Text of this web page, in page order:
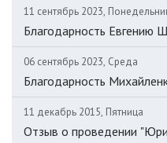
11 сентябрь 2023,
Благодарность Евгению
06 сентябрь 2023, Среда
Благодарность
11 декабрь 2015, Пятница
Отзыв о проведении